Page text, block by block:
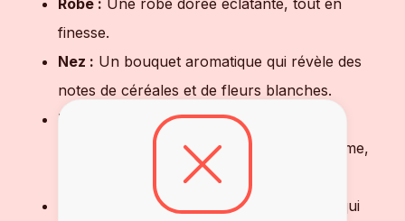
finesse.
Nez : Un bouquet aromatique qui révèle des
notes de céréales et de fleurs blanches.
Bouche :
En bouche, elle offre une belle
harmonie entre douceur et légère amertume,
avec des saveurs maltées bien présentes.
Une finale fraîche et aromatique qui